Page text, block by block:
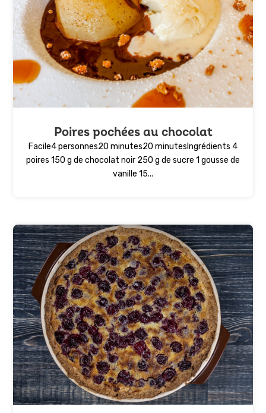
Poires pochées au chocolat
Facile4 personnes20 minutes20 minutesIngrédients 4
poires 150 g de chocolat noir 250 g de sucre 1 gousse de
vanille 15...